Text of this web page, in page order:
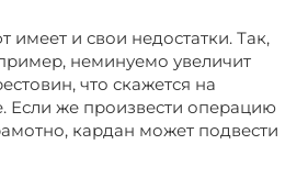
и свои недостатки. Так,
неминуемо увеличит
что скажется на
Если же произвести операцию
кардан может подвести